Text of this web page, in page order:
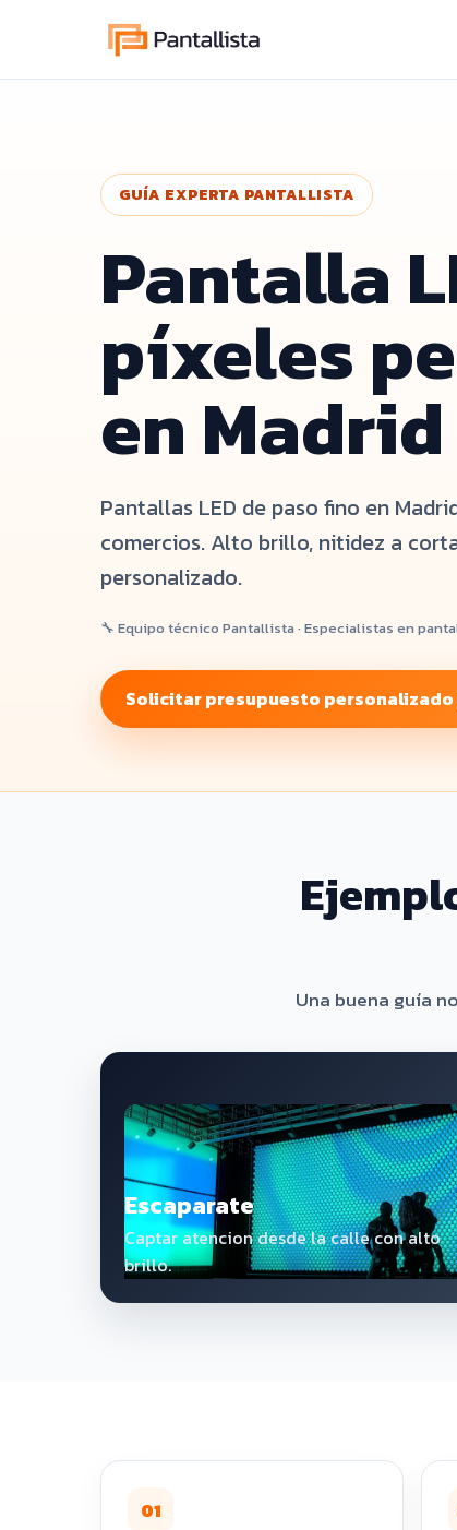
GUÍA EXPERTA PANTALLISTA
Pantalla
píxeles
en Madrid
Pantallas LED de paso fino en
comercios. Alto brillo, nitidez a
personalizado.
🔧 Equipo técnico Pantallista · Especialistas en
Solicitar presupuesto personalizado
Una buena guía
Escaparate
Captar atencion desde la calle con alto
brillo.
01